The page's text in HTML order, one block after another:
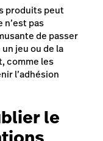
produits peut
n’est pas
de passer
jeu ou de la
comme les
l’adhésion
le